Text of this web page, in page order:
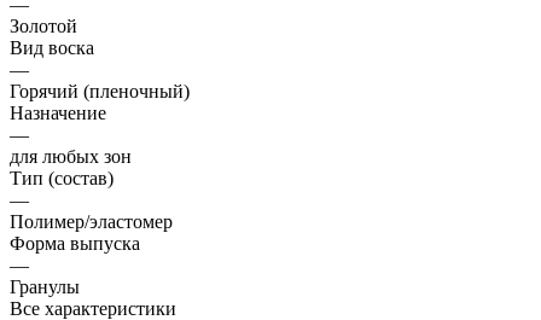
Золотой
Вид воска
—
Горячий (пленочный)
Назначение
—
для любых зон
Тип (состав)
—
Полимер/эластомер
Форма выпуска
—
Гранулы
Все характеристики